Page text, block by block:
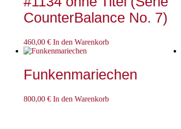
CounterBalance No. 7)
460,00 € In den Warenkorb
Funkenmariechen
800,00 € In den Warenkorb